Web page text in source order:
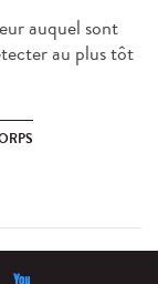
auquel sont
au plus tôt